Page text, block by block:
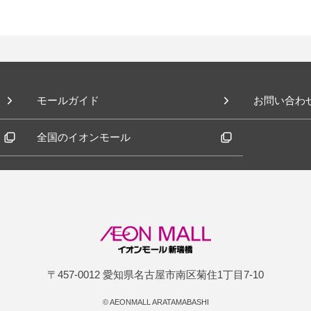
モールガイド お問い合わ
全国のイオンモール
〒457-0012 愛知県名古屋市南区菊住1丁目7-10
©AEONMALL ARATAMABASHI